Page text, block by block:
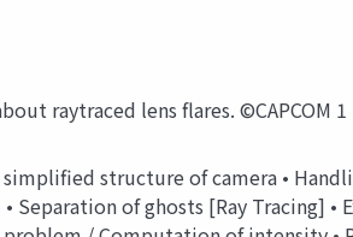
raytraced lens flares. ©CAPCOM 1
structure of camera •
of ghosts [Ray Tracing] •